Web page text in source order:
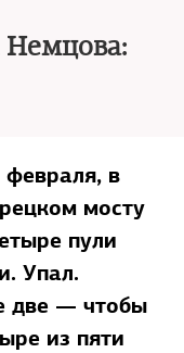
Немцова:
в
мосту
пули
Упал.
две — чтобы
из пяти